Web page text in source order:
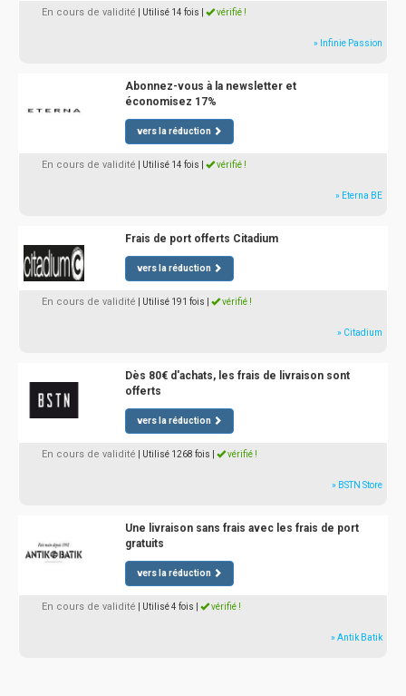
En cours de validité | Utilisé 14 fois vérifié !
» Infinie Passion
Abonnez-vous à la newsletter et
économisez 17%
vers la réduction
En cours de validité | Utilisé 14 fois vérifié !
» Eterna BE
Frais de port offerts Citadium
vers la réduction
En cours de validité | Utilisé 191 fois vérifié !
» Citadium
Dès 80€ d'achats, les frais de livraison sont
offerts
vers la réduction
En cours de validité | Utilisé 1268 fois vérifié !
» BSTN Store
Une livraison sans frais avec les frais de port
gratuits
vers la réduction
En cours de validité | Utilisé 4 fois vérifié !
» Antik Batik